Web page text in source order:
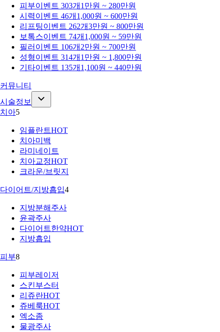
피부이벤트 303개 1만원 ~ 280만원
시력이벤트 46개 1,000원 ~ 600만원
리프팅이벤트 262개3만원 ~ 800만원
보톡스이벤트 74개 1,000원 ~ 59만원
필러 이벤트 106개 2만원 ~ 700만원
성형이벤트 314개 1만원 ~ 1,800만원
기타이벤트 135개 1,100원 ~ 440만원
커뮤니티
시술정보
치아5
임플란트HOT
치아미백
라미네이트
치아교정HOT
크라운/브릿지
다이어트/지방흡입4
지방분해주사
윤곽주사
다이어트한약HOT
지방흡입
피부8
피부레이저
스킨부스터
리쥬란HOT
쥬베룩HOT
엑소좀
물광주사